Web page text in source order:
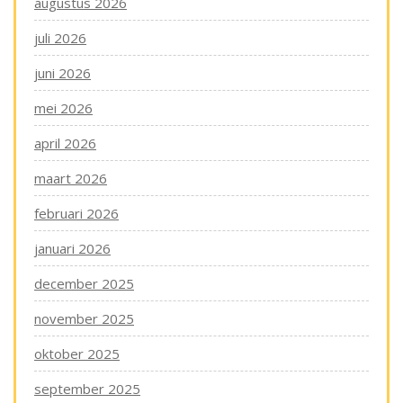
juli 2026
juni 2026
mei 2026
april 2026
maart 2026
februari 2026
januari 2026
december 2025
november 2025
oktober 2025
september 2025